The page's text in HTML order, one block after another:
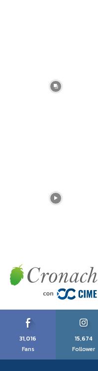
31,016
Fans
15,674
Follower